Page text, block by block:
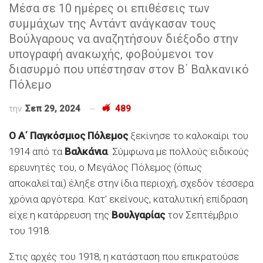
Μέσα σε 10 ημέρες οι επιθέσεις των
συμμάχων της Αντάντ ανάγκασαν τους
Βούλγαρους να αναζητήσουν διέξοδο στην
υπογραφή ανακωχής, φοβούμενοι τον
διασυρμό που υπέστησαν στον Β΄ Βαλκανικό
Πόλεμο
την Σεπ 29, 2024 489
Ο Α΄ Παγκόσμιος Πόλεμοςξεκίνησε το καλοκαίρι του
1914 από τα Βαλκάνια. Σύμφωνα με πολλούς ειδικούς
ερευνητές του, ο Μεγάλος Πόλεμος (όπως
αποκαλείται) έληξε στην ίδια περιοχή, σχεδόν τέσσερα
χρόνια αργότερα. Κατ’ εκείνους, καταλυτική επίδραση
είχε η κατάρρευση της Βουλγαρίαςτον Σεπτέμβριο
του 1918.
Στις αρχές του 1918, η κατάσταση που επικρατούσε